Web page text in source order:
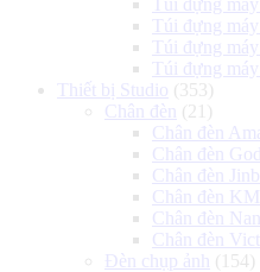
Túi đựng
Túi đựng
Túi đựng
Thiết bị Studio (353)
Chân đèn
(21)
Chân đèn
Chân đèn
Chân đèn
Chân đèn KM
Chân đèn
Chân đèn
Đèn chụp ảnh
(154)